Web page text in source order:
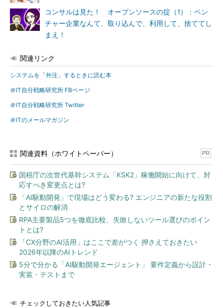
コンサルは見た！ オープンソースの掟（1）：ベン
チャー企業なんて、取り込んで、利用して、捨ててし
まえ！
関連リンク
システムを「外注」するときに読む本
＠IT自分戦略研究所 FBページ
＠IT自分戦略研究所 Twitter
＠ITのメールマガジン
関連資料（ホワイトペーパー） PR
国税庁の次世代基幹システム「KSK2」稼働開始に向けて、対
応すべき変更点とは?
「AI駆動開発」で現場はどう変わる? エンジニアの新たな役割
とサイロの解消
RPA主要製品5つを徹底比較、失敗しないツール選びのポイン
トとは?
「CX分野のAI活用」はここで差がつく 押さえておきたい
2026年以降のAIトレンド
5分で分かる「AI駆動開発エージェント」 要件定義から設計・
実装・テストまで
チェックしておきたい人気記事